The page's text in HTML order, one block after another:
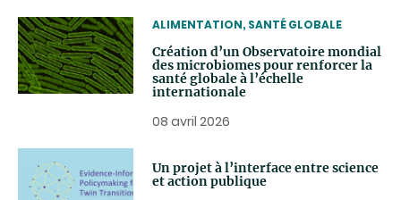
THEMATIC
ALIMENTATION, SANTÉ GLOBALE
Création d’un Observatoire mondial
des microbiomes pour renforcer la
santé globale à l’échelle
internationale
08 avril 2026
Un projet à l’interface entre science
et action publique